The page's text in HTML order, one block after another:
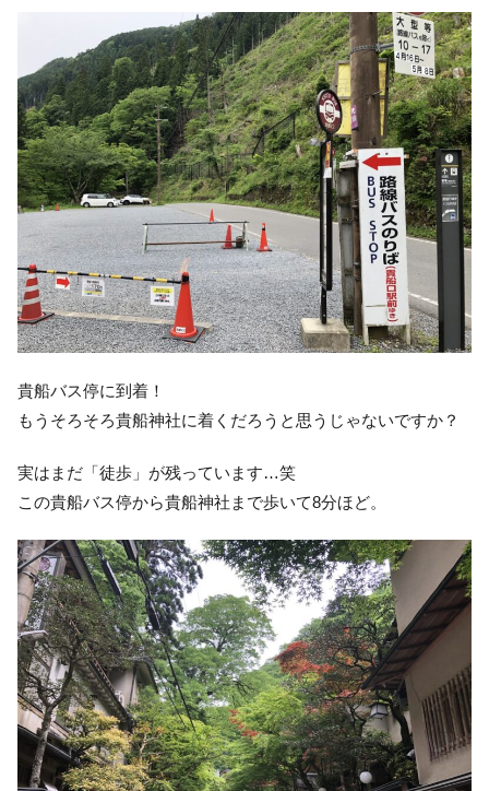
貴船バス停に到着！
もうそろそろ貴船神社に着くだろうと思うじゃないですか？
実はまだ「徒歩」が残っています…笑
この貴船バス停から貴船神社まで歩いて8分ほど。